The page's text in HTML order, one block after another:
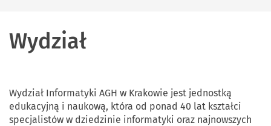
Wydział
Wydział Informatyki AGH w Krakowie jest jednostką
edukacyjną i naukową, która od ponad 40 lat kształci
specjalistów w dziedzinie informatyki oraz najnowszych